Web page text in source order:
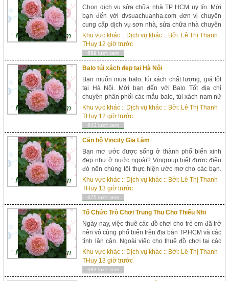
Chọn dịch vụ sửa chữa nhà TP HCM uy tín. Mời
bạn đến với dvsuachuanha.com đơn vị chuyên
cung cấp dịch vụ sơn nhà, sửa chữa nhà chuyên
nghiệp với đội ngũ thợ sơn nhà chuyên
nghiệp, thợ sơn nhà uy tín với giá thành cạnh
tranh ...
Khu vực khác :: Dịch vụ khác :: Bởi: Lê Thị Thanh
THuy 12 giờ trước
699 lượt xem
Balo túi xách đẹp tại Hà Nội
Bạn muốn mua balo, túi xách chất lượng, giá tốt
tại Hà Nội. Mời bạn đến với Balo Tốt địa chỉ
chuyên phân phối các mẫu balo, túi xách nam nữ
chất lượng hàng đầu tại Việt Nam. Phân phối balo
túi xách uy tín Balo Tốt l...
Khu vực khác :: Dịch vụ khác :: Bởi: Lê Thị Thanh
THuy 12 giờ trước
643 lượt xem
Căn hộ Vincity Gia Lâm
Bạn mơ ước được sống ở thành phố biển xinh
đẹp như ở nước ngoài? Vingroup biết được điều
đó nên chúng tôi thực hiện ước mơ cho các bạn.
Tập đoàn Vingroup đã ra mắt hàng loạt các dự án
nhà ở mang thương hiệu Vinhomes tại nhiều tỉnh
...
Khu vực khác :: Dịch vụ khác :: Bởi: Lê Thị Thanh
THuy 13 giờ trước
675 lượt xem
Tổ Chức Trò Chơi Trung Thu Cho Thiếu Nhi
Ngày nay, việc thuê các đồ chơi cho trẻ em đã trở
nên vô cùng phổ biến trên địa bàn TP.HCM và các
tỉnh lân cận. Ngoài việc cho thuê đồ chơi tại các
hộ gia đình cho bé trong dịp liên hoan, sinh nhật;
c&...
Khu vực khác :: Dịch vụ khác :: Bởi: Lê Thị Thanh
THuy 13 giờ trước
683 lượt xem